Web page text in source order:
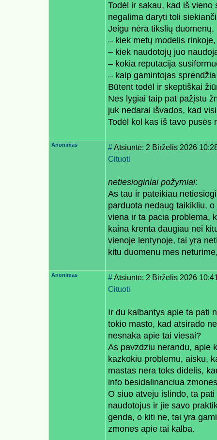
Todėl ir sakau, kad iš
negalima daryti toli
Jeigu nėra tikslių
– kiek metų modelis rinkoje,
– kiek naudotojų juo
– kokia reputacija
– kaip gamintojas
Būtent todėl ir skeptiškai
Nes lygiai taip pat pažįstu
juk nedarai išvados, kad
Todėl kol kas iš tavo pusės
Anonimas #Atsiuntė: 2 Birželis 2026
Cituoti
netiesioginiai požymiai:
As tau ir pateikiau
parduota nedaug taikikliu,
viena ir ta pacia problema,
kaina krenta daugiau nei
vienoje lentynoje, tai yra
kitu duomenu mes
Anonimas #Atsiuntė: 2 Birželis 2026
Cituoti
Ir du kalbantys apie ta pati
tokio masto, kad atsirado
nesnaka apie tai viesai?
As pavzdziu nerandu, apie
kazkokiu problemu, aisku,
mastas nera toks didelis,
info besidalinanciua
O siuo atveju islindo, ta
naudotojus ir jie savo
genda, o kiti ne, tai yra
zmones apie tai kalba.